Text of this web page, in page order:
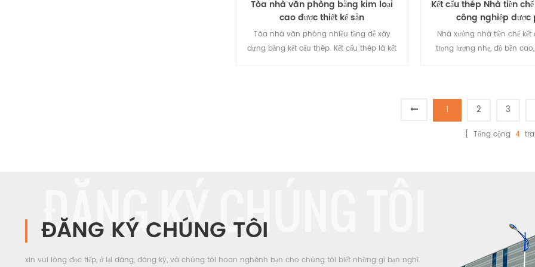
Tòa nhà văn phòng bằng kim loại
cao được thiết kế sẵn
Tòa nhà văn phòng nhiều tầng dễ xây
dựng bằng kết cấu thép. Kết cấu thép là kết
Kết cấu thép Nhà tiền
công nghiệp dược
Nhà xưởng nhà tiền chế
trọng lượng nhẹ, độ bền
đang được sử dụng rộng
phân xưởng, nhà kho công
phẩm.
1 2 3
[ Tổng cộng4
ĐĂNG KÝ CHÚNG TÔI
ĐĂNG KÝ CHÚNG TÔI
xin vui lòng đọc tiếp, ở lại đăng, đăng ký, và chúng tôi hoan nghênh bạn cho chúng tôi biết những gì bạn nghĩ.